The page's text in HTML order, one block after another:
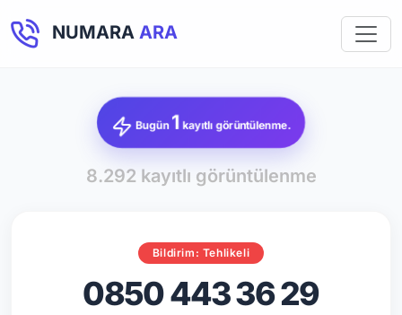
NUMARA ARA
Bugün1 kayıtlı görüntülenme.
8.292 kayıtlı görüntülenme
Bildirim: Tehlikeli
0850 443 36 29